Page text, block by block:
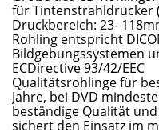
für Tintenstrahldrucker
Druckbereich: 23-
Rohling entspricht
Bildgebungssystemen
ECDirective 93/42/EEC
Qualitätsrohlinge für
Jahre, bei DVD
beständige Qualität
sichert den Einsatz im